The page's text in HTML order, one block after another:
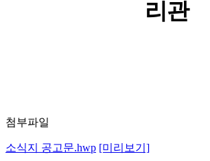
리관
첨부파일
소식지 공고문.hwp [미리보기]